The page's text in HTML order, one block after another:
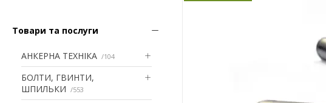
Товари та послуги
АНКЕРНА ТЕХНІКА 104
БОЛТИ, ГВИНТИ,
ШПИЛЬКИ
553